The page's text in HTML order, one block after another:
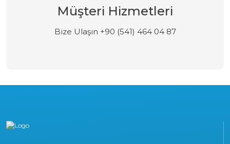
Müşteri Hizmetleri
Bize Ulaşın +90 (541) 464 04 87